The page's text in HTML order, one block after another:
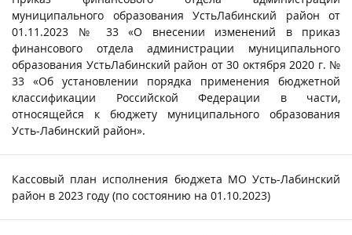
муниципального образования УстьЛабинский район от
01.11.2023 № 33 «О внесении изменений в приказ
финансового отдела администрации муниципального
образования УстьЛабинский район от 30 октября 2020 г. №
33 «Об установлении порядка применения бюджетной
классификации Российской Федерации в части,
относящейся к бюджету муниципального образования
Усть-Лабинский район».
Кассовый план исполнения бюджета МО Усть-Лабинский
район в 2023 году (по состоянию на 01.10.2023)